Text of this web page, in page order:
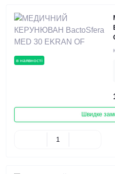
в наявності
Швидке